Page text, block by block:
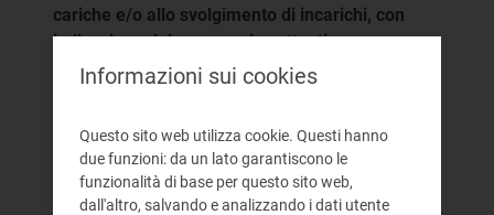
cariche e/o allo svolgimento di incarichi, con
indicazione dei compensi spettanti
anni precedenti 2023
Informazioni sui cookies
Questo sito web utilizza cookie. Questi hanno
due funzioni: da un lato garantiscono le
funzionalità di base per questo sito web,
dall'altro, salvando e analizzando i dati utente